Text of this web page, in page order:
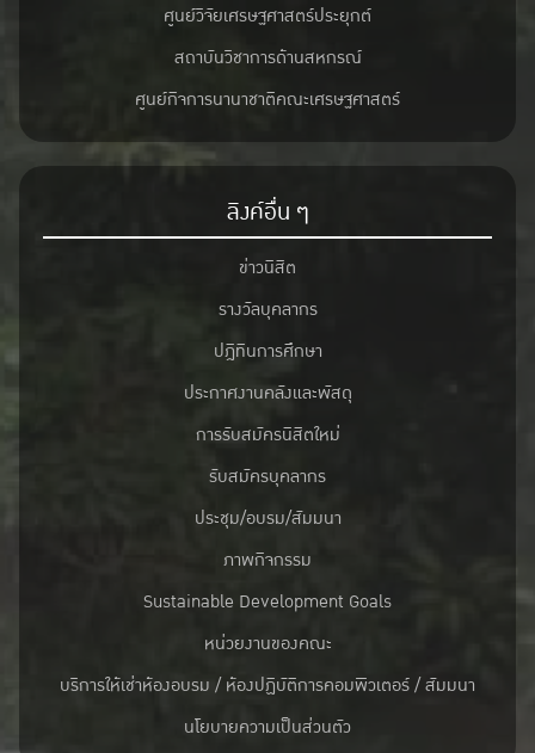
ศูนย์วิจัยเศรษฐศาสตร์ประยุกต์
สถาบันวิชาการด้านสหกรณ์
ศูนย์กิจการนานาชาติคณะเศรษฐศาสตร์
ลิงค์อื่น ๆ
ข่าวนิสิต
รางวัลบุคลากร
ปฎิทินการศึกษา
ประกาศงานคลังและพัสดุ
การรับสมัครนิสิตใหม่
รับสมัครบุคลากร
ประชุม/อบรม/สัมมนา
ภาพกิจกรรม
Sustainable Development Goals
หน่วยงานของคณะ
บริการให้เช่าห้องอบรม / ห้องปฏิบัติการคอมพิวเตอร์ / สัมมนา
นโยบายความเป็นส่วนตัว